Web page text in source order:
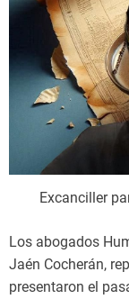
Excanciller
Los abogados
Jaén Cocherán,
presentaron el